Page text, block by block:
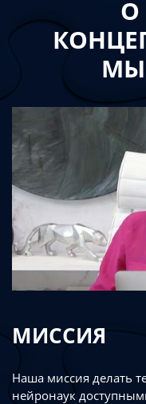
О
МИССИЯ
Наша миссия делать
нейронаук